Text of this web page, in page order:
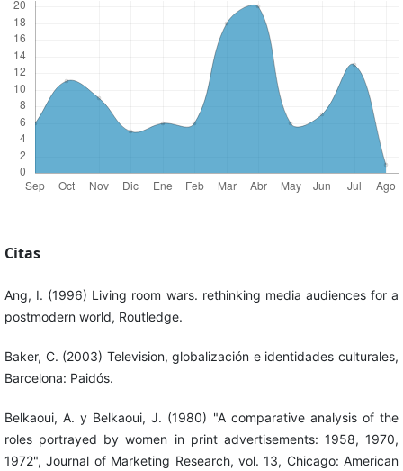
Citas
Ang, I. (1996) Living room wars. rethinking media audiences for a
postmodern world, Routledge.
Baker, C. (2003) Television, globalización e identidades culturales,
Barcelona: Paidós.
Belkaoui, A. y Belkaoui, J. (1980) "A comparative analysis of the
roles portrayed by women in print advertisements: 1958, 1970,
1972", Journal of Marketing Research, vol. 13, Chicago: American